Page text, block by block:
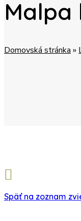
Malpa
Domovská stránka »
Späť na zoznam